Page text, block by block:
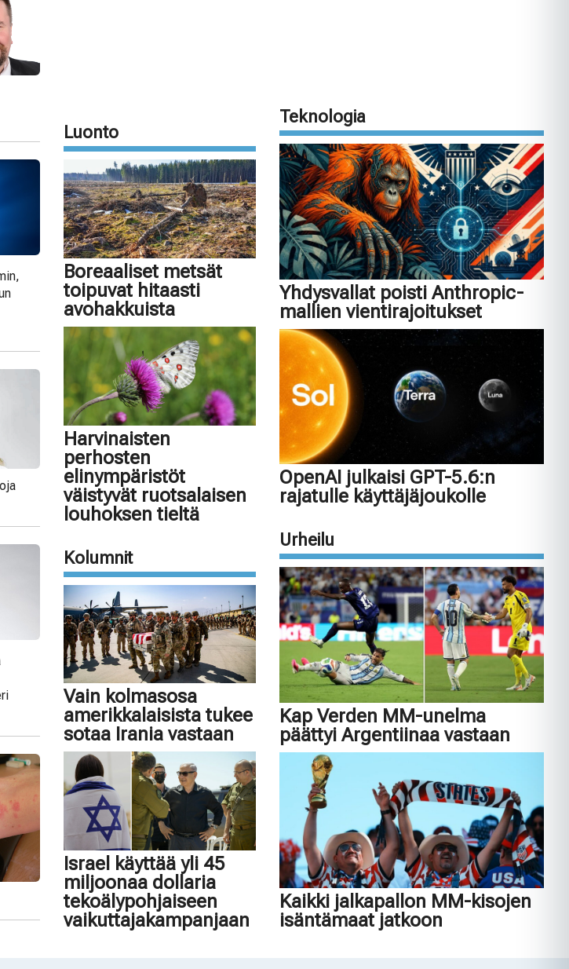
Luonto
Boreaaliset metsät
toipuvat hitaasti
avohakkuista
Harvinaisten
perhosten
elinympäristöt
väistyvät ruotsalaisen
louhoksen tieltä
Kolumnit
Vain kolmasosa
amerikkalaisista tukee
sotaa Irania vastaan
Israel käyttää yli 45
miljoonaa dollaria
tekoälypohjaiseen
vaikuttajakampanjaan
Teknologia
Yhdysvallat poisti Anthropic-
mallien vientirajoitukset
OpenAI julkaisi GPT-5.6:n
rajatulle käyttäjäjoukolle
Urheilu
Kap Verden MM-unelma
päättyi Argentiinaa vastaan
Kaikki jalkapallon MM-kisojen
isäntämaat jatkoon